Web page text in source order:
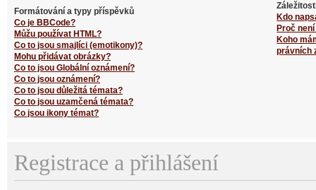
Formátování a typy příspěvků
Co je BBCode?
Můžu používat HTML?
Co to jsou smajlíci (emotikony)?
Mohu přidávat obrázky?
Co to jsou Globální oznámení?
Co to jsou oznámení?
Co to jsou důležitá témata?
Co to jsou uzamčená témata?
Co jsou ikony témat?
Kdo
Proč
Koho
právních
Registrace a přihlášení